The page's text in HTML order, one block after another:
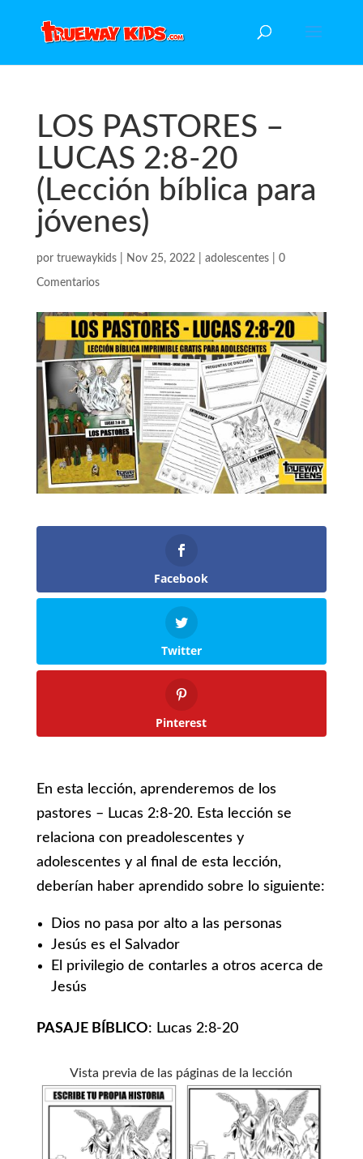
LOS PASTORES –
LUCAS 2:8-20
(Lección bíblica para
jóvenes)
por truewaykids| Nov 25, 2022| adolescentes| 0
Comentarios
Facebook
Twitter
Pinterest
En esta lección, aprenderemos de los
pastores – Lucas 2:8-20. Esta lección se
relaciona con preadolescentes y
adolescentes y al final de esta lección,
deberían haber aprendido sobre lo siguiente:
Dios no pasa por alto a las personas
Jesús es el Salvador
El privilegio de contarles a otros acerca de
Jesús
PASAJE BÍBLICO: Lucas 2:8-20
Vista previa de las páginas de la lección